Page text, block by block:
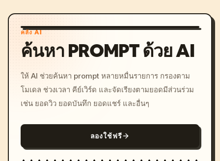
คลัง AI
ค้นหา PROMPT ด้วย AI
ให้ AI ช่วยค้นหา prompt หลายหมื่นรายการ กรองตาม
โมเดล ช่วงเวลา คีย์เวิร์ด และจัดเรียงตามยอดมีส่วนร่วม
เช่น ยอดวิว ยอดบันทึก ยอดแชร์ และอื่นๆ
ลองใช้ฟรี